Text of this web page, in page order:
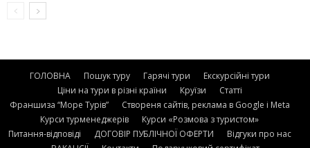
ГОЛОВНА Пошук туру Гарячі тури
Екскурсійні тури
Ціни на тури в різні країни
Круїзи
Статті
Франшиза “Море Турів”
Створеня сайтів, реклама в Google і Meta
Курси турменеджерів
Курси «Розмова з туристом»
Питання-відповіді
ДОГОВІР ПУБЛІЧНОЇ ОФЕРТИ
Відгуки про нас